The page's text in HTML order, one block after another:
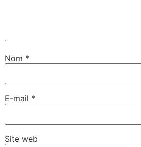
Nom *
E-mail *
Site web